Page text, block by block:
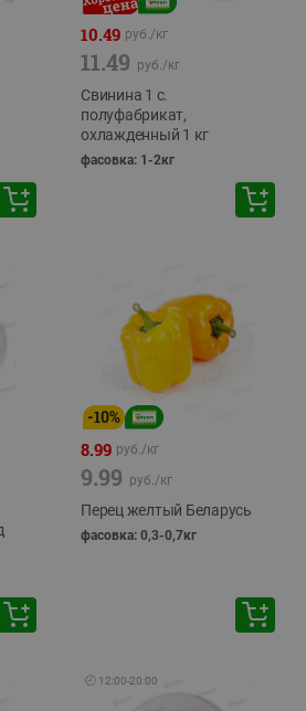
10.49 руб./кг
11.49 руб./кг
Свинина 1 с.
полуфабрикат,
охлажденный 1 кг
фасовка: 1-2кг
-10%
8.99 руб./кг
9.99 руб./кг
Перец желтый Беларусь
фасовка: 0,3-0,7кг
🕘 12:00-20:00